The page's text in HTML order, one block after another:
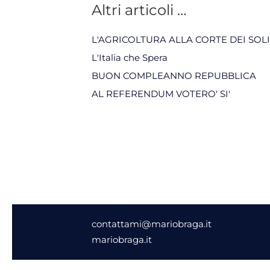
Altri articoli …
L'AGRICOLTURA ALLA CORTE DEI
L'Italia che Spera
BUON COMPLEANNO REPUBBLICA
AL REFERENDUM VOTERO' SI'
contattami@mariobraga.it
mariobraga.it